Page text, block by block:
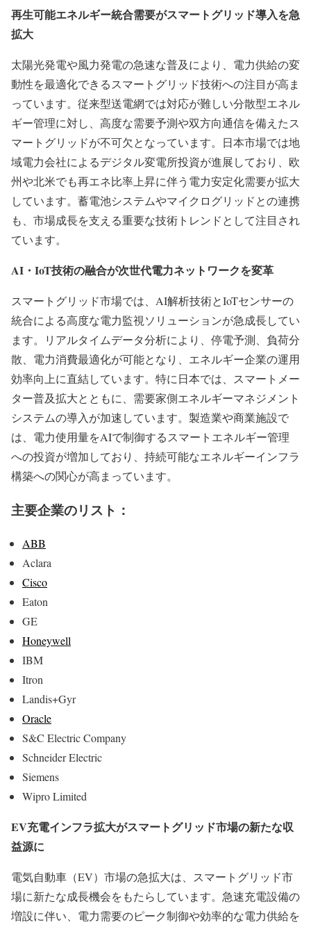
再生可能エネルギー統合需要がスマートグリッド導入を急
拡大
太陽光発電や風力発電の急速な普及により、電力供給の変
動性を最適化できるスマートグリッド技術への注目が高ま
っています。従来型送電網では対応が難しい分散型エネル
ギー管理に対し、高度な需要予測や双方向通信を備えたス
マートグリッドが不可欠となっています。日本市場では地
域電力会社によるデジタル変電所投資が進展しており、欧
州や北米でも再エネ比率上昇に伴う電力安定化需要が拡大
しています。蓄電池システムやマイクログリッドとの連携
も、市場成長を支える重要な技術トレンドとして注目され
ています。
AI・IoT技術の融合が次世代電力ネットワークを変革
スマートグリッド市場では、AI解析技術とIoTセンサーの
統合による高度な電力監視ソリューションが急成長してい
ます。リアルタイムデータ分析により、停電予測、負荷分
散、電力消費最適化が可能となり、エネルギー企業の運用
効率向上に直結しています。特に日本では、スマートメー
ター普及拡大とともに、需要家側エネルギーマネジメント
システムの導入が加速しています。製造業や商業施設で
は、電力使用量をAIで制御するスマートエネルギー管理
への投資が増加しており、持続可能なエネルギーインフラ
構築への関心が高まっています。
主要企業のリスト：
ABB
Aclara
Cisco
Eaton
GE
Honeywell
IBM
Itron
Landis+Gyr
Oracle
S&C Electric Company
Schneider Electric
Siemens
Wipro Limited
EV充電インフラ拡大がスマートグリッド市場の新たな収
益源に
電気自動車（EV）市場の急拡大は、スマートグリッド市
場に新たな成長機会をもたらしています。急速充電設備の
増設に伴い、電力需要のピーク制御や効率的な電力供給を